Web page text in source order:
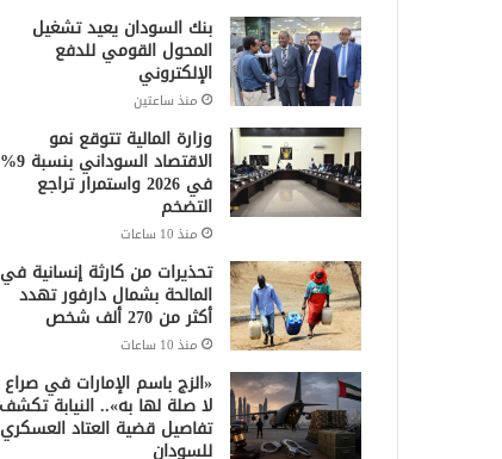
بنك السودان يعيد تشغيل
المحول القومي للدفع
الإلكتروني
منذ ساعتين
وزارة المالية تتوقع نمو
الاقتصاد السوداني بنسبة 9%
في 2026 واستمرار تراجع
التضخم
منذ 10 ساعات
تحذيرات من كارثة إنسانية في
المالحة بشمال دارفور تهدد
أكثر من 270 ألف شخص
منذ 10 ساعات
«الزج باسم الإمارات في صراع
لا صلة لها به».. النيابة تكشف
تفاصيل قضية العتاد العسكري
للسودان